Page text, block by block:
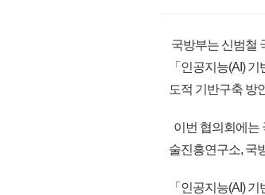
국방부는 신범철
「인공지능(AI)
도적 기반구축 방
이번 협의회에는
술진흥연구소, 국
「인공지능(AI)